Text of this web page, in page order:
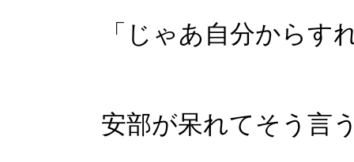
「じゃあ自分からす
安部が呆れてそう言